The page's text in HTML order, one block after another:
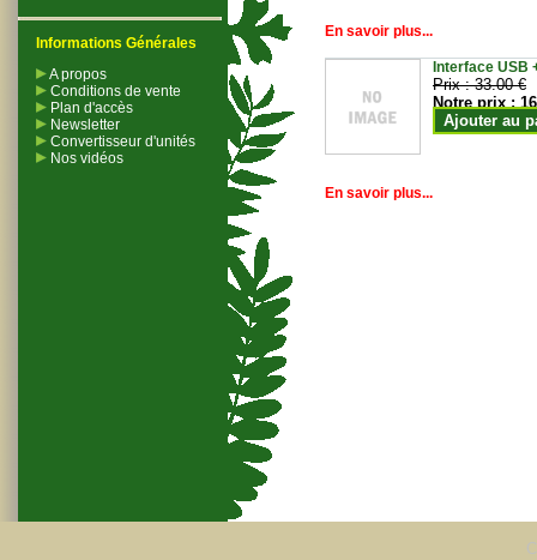
Informations Générales
A propos
Conditions de vente
Plan d'accès
Newsletter
Convertisseur d'unités
Nos vidéos
En savoir plus...
Interface USB
Prix :33.00 €
Notre prix :
Ajouter au
En savoir plus...